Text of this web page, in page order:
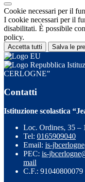
Cookie necessari per il
I cookie necessari per il
disabilitati. È possibile
policy.
Accetta tutti Salva le
CERLOGNE”
Contatti
Istituzione scolastica
Loc. Ordines, 35 –
Tel: 0165909040
Email: is-
PEC: is-
mail
C.F.: 91040800079